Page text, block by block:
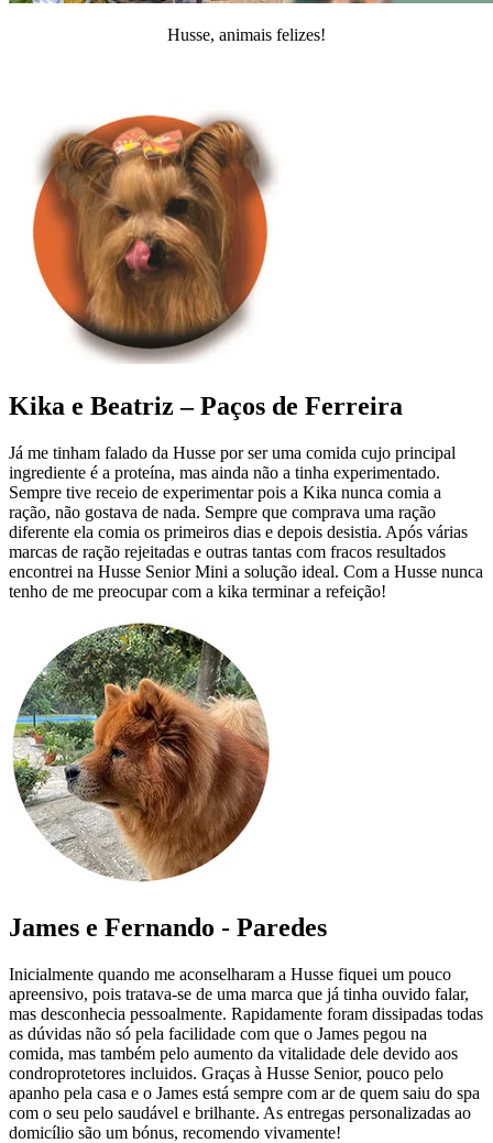
Husse, animais felizes!
Kika e Beatriz – Paços de Ferreira
Já me tinham falado da Husse por ser uma comida cujo principal
ingrediente é a proteína, mas ainda não a tinha experimentado.
Sempre tive receio de experimentar pois a Kika nunca comia a
ração, não gostava de nada. Sempre que comprava uma ração
diferente ela comia os primeiros dias e depois desistia. Após várias
marcas de ração rejeitadas e outras tantas com fracos resultados
encontrei na Husse Senior Mini a solução ideal. Com a Husse nunca
tenho de me preocupar com a kika terminar a refeição!
James e Fernando - Paredes
Inicialmente quando me aconselharam a Husse fiquei um pouco
apreensivo, pois tratava-se de uma marca que já tinha ouvido falar,
mas desconhecia pessoalmente. Rapidamente foram dissipadas todas
as dúvidas não só pela facilidade com que o James pegou na
comida, mas também pelo aumento da vitalidade dele devido aos
condroprotetores incluidos. Graças à Husse Senior, pouco pelo
apanho pela casa e o James está sempre com ar de quem saiu do spa
com o seu pelo saudável e brilhante. As entregas personalizadas ao
domicílio são um bónus, recomendo vivamente!